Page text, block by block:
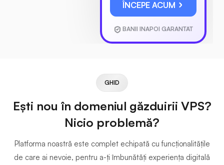
ÎNCEPE ACUM
BANII INAPOI GARANTAT
GHID
Ești nou în domeniul găzduirii VPS?
Nicio problemă?
Platforma noastră este complet echipată cu funcționalitățile
de care ai nevoie, pentru a-ți îmbunătăți experiența digitală